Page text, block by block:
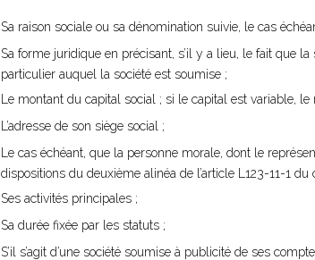
Sa raison sociale ou sa dénomination suivie, le cas
Sa forme juridique en précisant, s’il y a lieu, le fait que
particulier auquel la société est soumise ;
Le montant du capital social ; si le capital est variable,
L’adresse de son siège social ;
Le cas échéant, que la personne morale, dont le
dispositions du deuxième alinéa de l’article L123-11-1 du
Ses activités principales ;
Sa durée fixée par les statuts ;
S’il s’agit d’une société soumise à publicité de ses